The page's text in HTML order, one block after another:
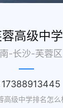
高级中学
-长沙-芙蓉区
17388913445